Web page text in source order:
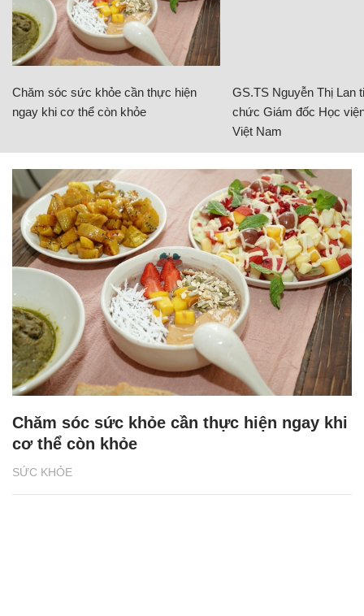
Chăm sóc sức khỏe cần thực hiện
ngay khi cơ thể còn khỏe
GS.TS Nguyễn Thị Lan
chức Giám đốc Học
Việt Nam
SỨC KHỎE
Chăm sóc sức khỏe cần thực hiện ngay khi
cơ thể còn khỏe